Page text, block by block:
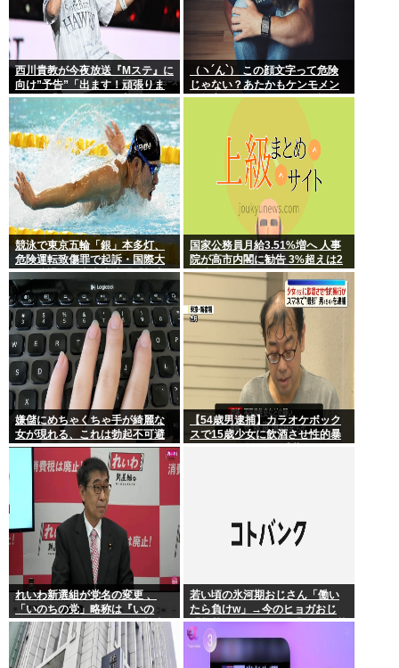
西川貴教が今夜放送『Mステ』に
向け”予告”「出ます！頑張りま
す！」「恐らくアレも着ま
す！」期待膨らむ
（ヽ´ん`） この顔文字って危険
じゃない？あたかもケンモメン
が無害で優しい一般人だと誤解
競泳で東京五輪「銀」本多灯、
危険運転致傷罪で起訴・国際大
会を辞退…日本水泳連盟「報告
が遅れお詫び」
国家公務員月給3.51%増へ 人事
院が高市内閣に勧告 3%超えは2
年連続
嫌儲にめちゃくちゃ手が綺麗な
女が現れる、これは勃起不可避
【54歳男逮捕】カラオケボック
スで15歳少女に飲酒させ性的暴
れいわ新選組が党名の変更 、
「いのちの党」略称は『いの
ち』 SNSではTIM・ゴルゴ松本
に言及「ゴルゴ出馬確定」「党
首は決まり」
若い頃の氷河期おじさん「働い
たら負けw」→今のヒョガおじ
「惣菜たけぇよ..」 自業自得で草